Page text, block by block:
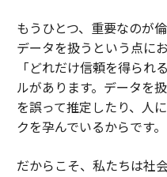
もうひとつ、重要なのが
データを扱うという点に
「どれだけ信頼を得られ
ルがあります。データを
を誤って推定したり、人
クを孕んでいるからです。
だからこそ、私たちは社